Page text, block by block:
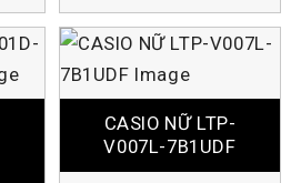
CASIO NỮ LTP-
V007L-7B1UDF